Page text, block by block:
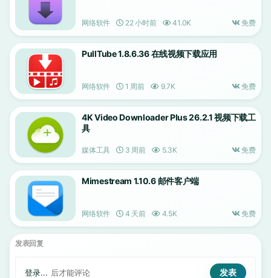
网络软件 22 小时前 41.0K 免费
PullTube 1.8.6.36 在线视频下载应用
网络软件 1 周前 9.7K 免费
4K Video Downloader Plus 26.2.1 视频下载工
具
媒体工具 3 周前 5.3K 免费
Mimestream 1.10.6 邮件客户端
网络软件 4 天前 4.5K 免费
发表回复
登录... 后才能评论